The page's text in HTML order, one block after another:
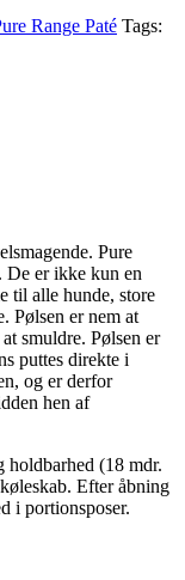
Range Paté Tags:
Pure
De er ikke kun en
til alle hunde, store
Pølsen er nem at
smuldre. Pølsen er
puttes direkte i
og er derfor
hen af
holdbarhed (18 mdr.
Efter åbning
i portionsposer.